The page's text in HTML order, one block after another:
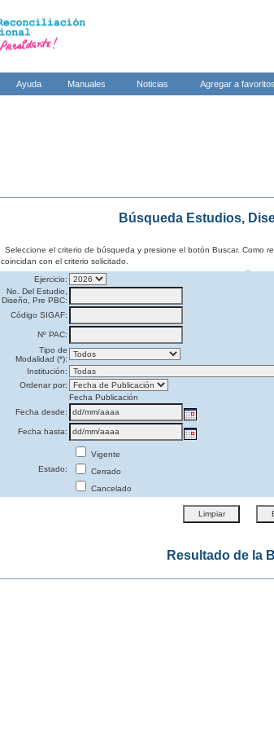
Ayuda Manuales Noticias Agregar a favoritos
Búsqueda Estudios,
Seleccione el criterio de búsqueda y presione el botón Buscar. Como
coincidan con el criterio solicitado.
Ejercicio:
No. Del Estudio,
Diseño, Pre PBC:
Código SIGAF:
Nº PAC:
Tipo de
Modalidad (*):
Institución:
Ordenar por:
Fecha Publicación
Fecha desde:
Fecha hasta:
Estado:
Vigente
Cerrado
Cancelado
Resultado de la